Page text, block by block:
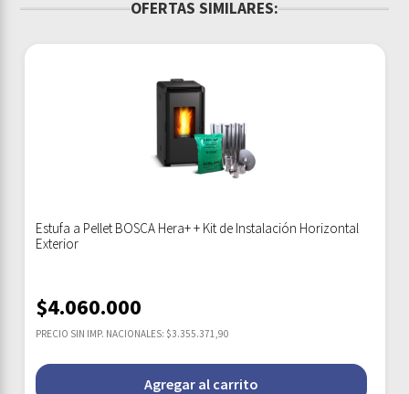
OFERTAS SIMILARES:
Estufa a Pellet BOSCA Hera+ + Kit de Instalación Horizontal
Exterior
$4.060.000
PRECIO SIN IMP. NACIONALES: $3.355.371,90
Agregar al carrito